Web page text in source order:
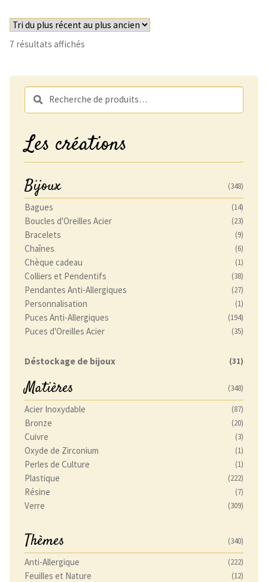
7 résultats affichésTrié
récent
au
plus
Recherche
pour :
Recherche
Les créations
Bijoux (348)
Bagues (14)
Boucles d'Oreilles Acier (23)
Bracelets (9)
Chaînes (6)
Chèque cadeau (1)
Colliers et Pendentifs (38)
Pendantes Anti-Allergiques (27)
Personnalisation (1)
Puces Anti-Allergiques (194)
Puces d'Oreilles Acier (35)
Déstockage de bijoux (31)
Matières (348)
Acier Inoxydable (87)
Bronze (20)
Cuivre (3)
Oxyde de Zirconium (1)
Perles de Culture (1)
Plastique (222)
Résine (7)
Verre (309)
Thèmes (340)
Anti-Allergique (222)
Feuilles et Nature (12)